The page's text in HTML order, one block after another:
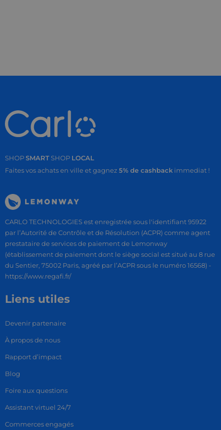
SHOPSMART SHOP LOCAL
Faites vos achats en ville et gagnez 5% de cashback immediat !
CARLO TECHNOLOGIES est enregistrée sous l'identifiant 95922
par l’Autorité de Contrôle et de Résolution (ACPR) comme agent
prestataire de services de paiement de Lemonway
(établissement de paiement dont le siège social est situé au 8 rue
du Sentier, 75002 Paris, agréé par l’ACPR sous le numéro 16568) -
https://www.regafi.fr/
Liens utiles
Devenir partenaire
À propos de nous
Rapport d’impact
Blog
Foire aux questions
Assistant virtuel 24/7
Commerces engagés